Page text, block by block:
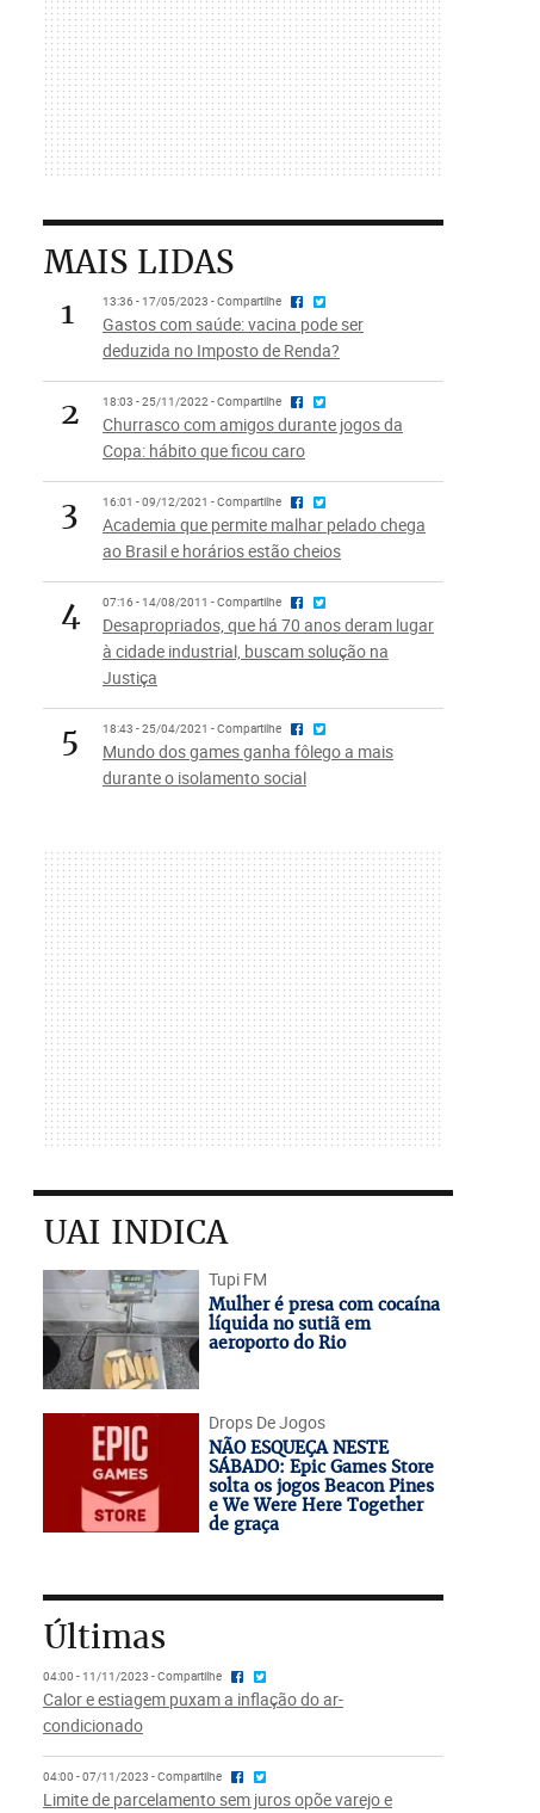
MAIS LIDAS
1
13:36 - 17/05/2023 - Compartilhe
Gastos com saúde: vacina pode ser
deduzida no Imposto de Renda?
2 18:03 - 25/11/2022 - Compartilhe
Churrasco com amigos durante jogos da
Copa: hábito que ficou caro
3 16:01 - 09/12/2021 - Compartilhe
Academia que permite malhar pelado chega
ao Brasil e horários estão cheios
4 07:16 - 14/08/2011 - Compartilhe
Desapropriados, que há 70 anos deram lugar
à cidade industrial, buscam solução na
Justiça
5 18:43 - 25/04/2021 - Compartilhe
Mundo dos games ganha fôlego a mais
durante o isolamento social
UAI INDICA
Tupi FM
Mulher é presa com cocaína
líquida no sutiã em
aeroporto do Rio
Drops De Jogos
NÃO ESQUEÇA NESTE
SÁBADO: Epic Games Store
solta os jogos Beacon Pines
e We Were Here Together
de graça
Últimas
04:00 - 11/11/2023 - Compartilhe
Calor e estiagem puxam a inflação do ar-
condicionado
04:00 - 07/11/2023 - Compartilhe
Limite de parcelamento sem juros opõe varejo e